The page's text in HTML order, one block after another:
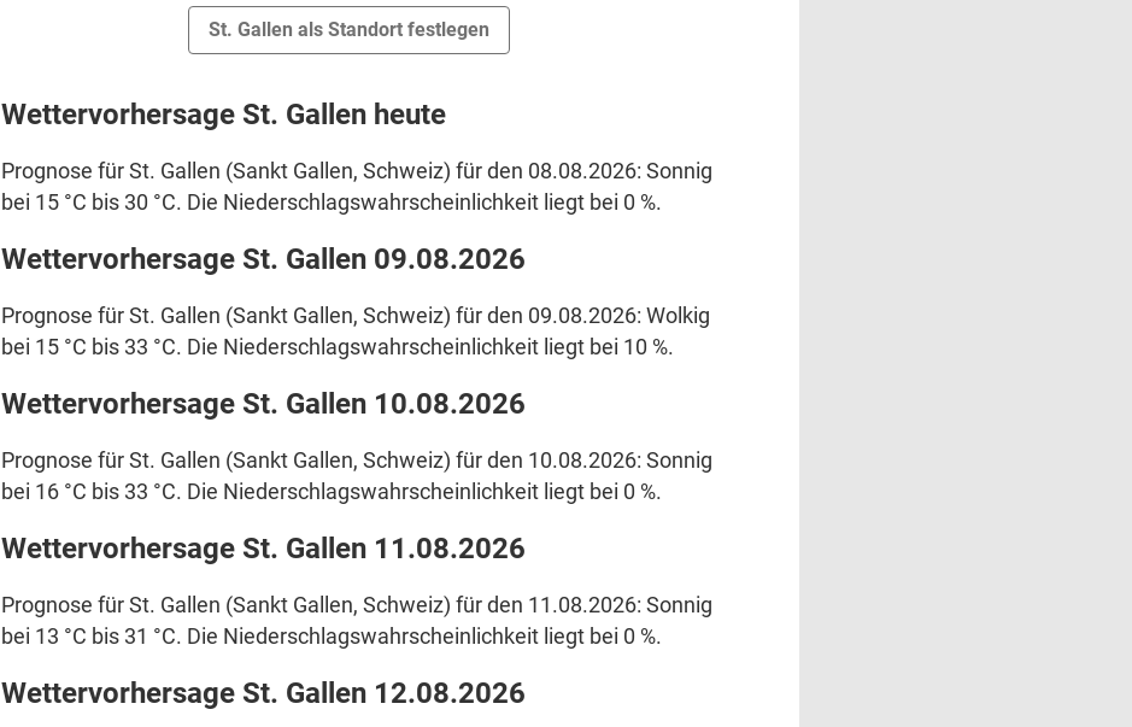
St. Gallen als Standort festlegen
Wettervorhersage St. Gallen heute
Prognose für St. Gallen (Sankt Gallen, Schweiz) für den 08.08.2026: Sonnig
bei 15 °C bis 30 °C. Die Niederschlagswahrscheinlichkeit liegt bei 0 %.
Wettervorhersage St. Gallen 09.08.2026
Prognose für St. Gallen (Sankt Gallen, Schweiz) für den 09.08.2026: Wolkig
bei 15 °C bis 33 °C. Die Niederschlagswahrscheinlichkeit liegt bei 10 %.
Wettervorhersage St. Gallen 10.08.2026
Prognose für St. Gallen (Sankt Gallen, Schweiz) für den 10.08.2026: Sonnig
bei 16 °C bis 33 °C. Die Niederschlagswahrscheinlichkeit liegt bei 0 %.
Wettervorhersage St. Gallen 11.08.2026
Prognose für St. Gallen (Sankt Gallen, Schweiz) für den 11.08.2026: Sonnig
bei 13 °C bis 31 °C. Die Niederschlagswahrscheinlichkeit liegt bei 0 %.
Wettervorhersage St. Gallen 12.08.2026